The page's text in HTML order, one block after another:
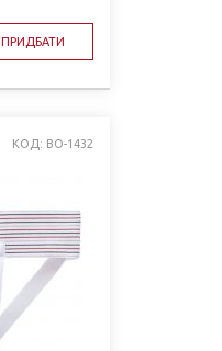
ПРИДБАТИ
КОД: BO-1432